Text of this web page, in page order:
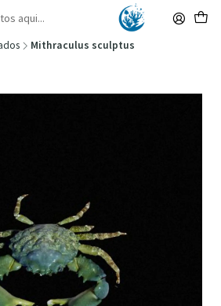
Grátis desde 149,90€ (Envio extresso: 14,90€)
Ler mais
Mithraculus sculptus